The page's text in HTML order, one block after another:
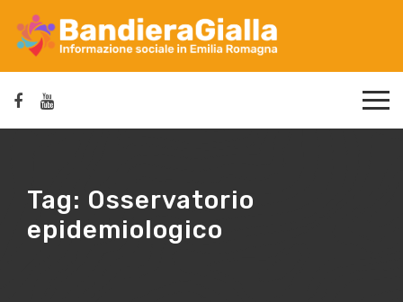
Tag: Osservatorio
epidemiologico